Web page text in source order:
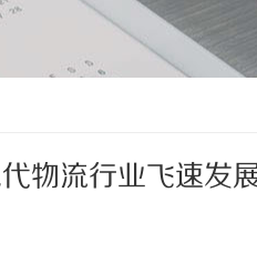
物流行业飞速发